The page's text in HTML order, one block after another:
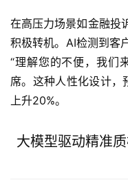
在高压力场景如金融投
积极转机。AI检测到客
“理解您的不便，我们
席。这种人性化设计，
上升20%。
大模型驱动精准